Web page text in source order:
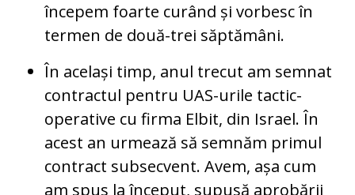
începem foarte curând și vorbesc în
termen de două-trei săptămâni.
În același timp, anul trecut am semnat
contractul pentru UAS-urile tactic-
operative cu firma Elbit, din Israel. În
acest an urmează să semnăm primul
contract subsecvent. Avem, așa cum
am spus la început, supusă aprobării